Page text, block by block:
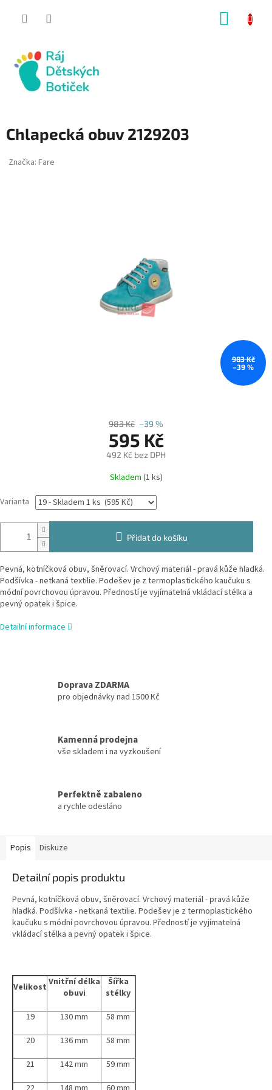
Chlapecká obuv 2129203
Značka: Fare
983 Kč
–39 %
983 Kč –39 %
595 Kč
492 Kč bez DPH
Měrná
cena:
Skladem (1 ks)
Varianta
Přidat do košíku
Pevná, kotníčková obuv, šněrovací. Vrchový materiál - pravá kůže hladká.
Podšívka - netkaná textilie. Podešev je z termoplastického kaučuku s
módní povrchovou úpravou. Předností je vyjímatelná vkládací stélka a
pevný opatek i špice.
Detailní informace
Doprava ZDARMA
pro objednávky nad 1500 Kč
Kamenná prodejna
vše skladem i na vyzkoušení
Perfektně zabaleno
a rychle odesláno
Popis Diskuze
Detailní popis produktu
Pevná, kotníčková obuv, šněrovací. Vrchový materiál - pravá kůže
hladká. Podšívka - netkaná textilie. Podešev je z termoplastického
kaučuku s módní povrchovou úpravou. Předností je vyjímatelná
vkládací stélka a pevný opatek i špice.
Velikost Vnitřní délka
obuvi
Šířka
stélky
19
130 mm
58 mm
20
136 mm
58 mm
21
142 mm
59 mm